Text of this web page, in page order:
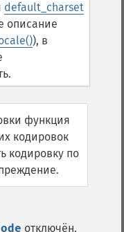
default_charset
описание
), в
функция
кодировок
кодировку по
отключён,